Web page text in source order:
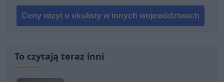
Ceny wizyt u okulisty w innych województwach
To czytają teraz inni